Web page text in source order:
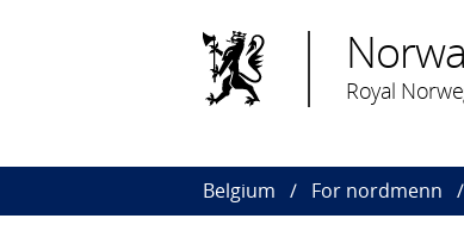
Royal
Belgium For nordmenn